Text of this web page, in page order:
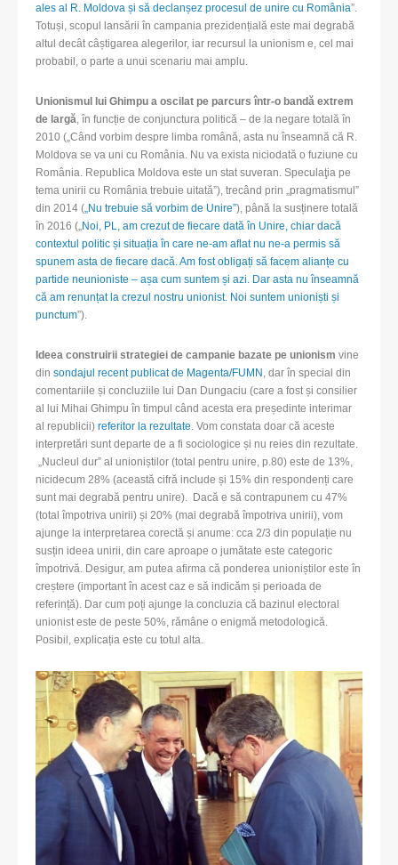
ales al R. Moldova și să declanșez procesul de unire cu România”.
Totuși, scopul lansării în campania prezidențială este mai degrabă
altul decât câștigarea alegerilor, iar recursul la unionism e, cel mai
probabil, o parte a unui scenariu mai amplu.
Unionismul lui Ghimpu a oscilat pe parcurs într-o bandă extrem
de largă, în funcție de conjunctura politică – de la negare totală în
2010 („Când vorbim despre limba română, asta nu înseamnă că R.
Moldova se va uni cu România. Nu va exista niciodată o fuziune cu
România. Republica Moldova este un stat suveran. Speculaţia pe
tema unirii cu România trebuie uitată”), trecând prin „pragmatismul”
din 2014 („Nu trebuie să vorbim de Unire”), până la susținere totală
în 2016 („Noi, PL, am crezut de fiecare dată în Unire, chiar dacă
contextul politic și situația în care ne-am aflat nu ne-a permis să
spunem asta de fiecare dacă. Am fost obligați să facem alianțe cu
partide neunioniste – așa cum suntem și azi. Dar asta nu înseamnă
că am renunțat la crezul nostru unionist. Noi suntem unioniști și
punctum”).
Ideea construirii strategiei de campanie bazate pe unionism vine
din sondajul recent publicat de Magenta/FUMN , dar în special din
comentariile și concluziile lui Dan Dungaciu (care a fost și consilier
al lui Mihai Ghimpu în timpul când acesta era președinte interimar
al republicii) referitor la rezultate. Vom constata doar că aceste
interpretări sunt departe de a fi sociologice și nu reies din rezultate.
„Nucleul dur” al unioniștilor (total pentru unire, p.80) este de 13%,
nicidecum 28% (această cifră include și 15% din respondenți care
sunt mai degrabă pentru unire). Dacă e să contrapunem cu 47%
(total împotriva unirii) și 20% (mai degrabă împotriva unirii), vom
ajunge la interpretarea corectă și anume: cca 2/3 din populație nu
susțin ideea unirii, din care aproape o jumătate este categoric
împotrivă. Desigur, am putea afirma că ponderea unioniștilor este în
creștere (important în acest caz e să indicăm și perioada de
referință). Dar cum poți ajunge la concluzia că bazinul electoral
unionist este de peste 50%, rămâne o enigmă metodologică.
Posibil, explicația este cu totul alta.